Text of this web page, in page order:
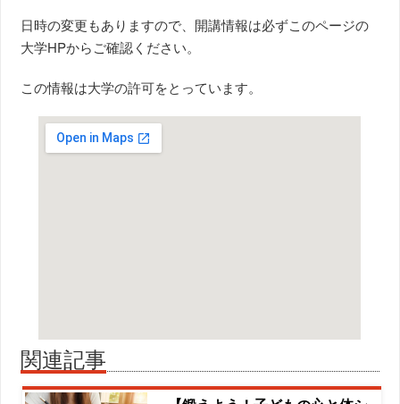
日時の変更もありますので、開講情報は必ずこのページの
大学HPからご確認ください。
この情報は大学の許可をとっています。
関連記事